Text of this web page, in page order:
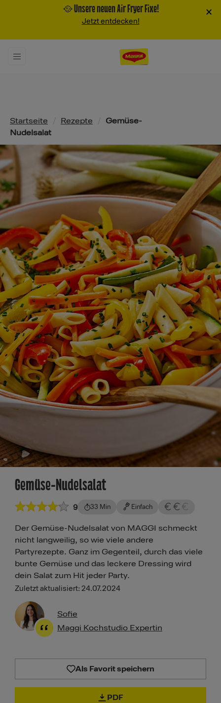
🥘 Unsere neuen Air Fryer Fixe!
Jetzt entdecken!
×
Pfadnavigation
Startseite Rezepte
Gemüse-
Nudelsalat
Gemüse-Nudelsalat
9 33 Min Einfach
Der Gemüse-Nudelsalat von MAGGI schmeckt
nicht langweilig, so wie viele andere
Partyrezepte. Ganz im Gegenteil, durch das viele
bunte Gemüse und das leckere Dressing wird
dein Salat zum Hit jeder Party.
Zuletzt aktualisiert: 24.07.2024
Sofie
Maggi Kochstudio Expertin
Als Favorit speichern
PDF